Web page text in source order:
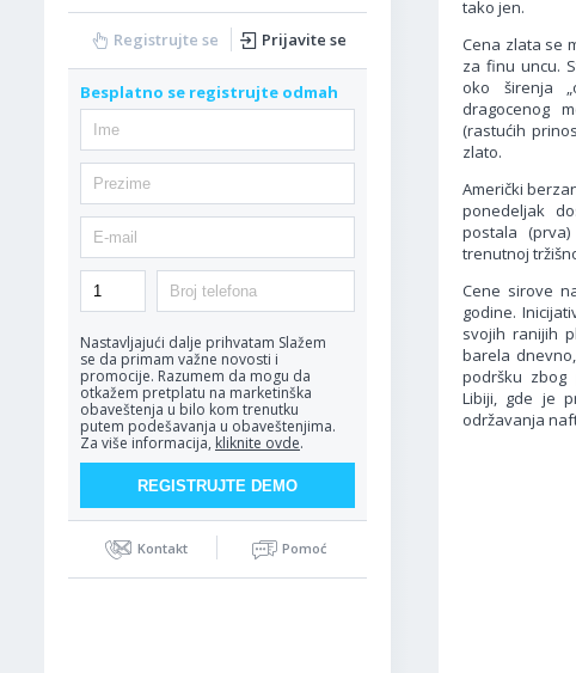
Registrujte se Prijavite se
Besplatno se registrujte odmah
Nastavljajući dalje prihvatam Slažem
se da primam važne novosti i
promocije. Razumem da mogu da
otkažem pretplatu na marketinška
obaveštenja u bilo kom trenutku
putem podešavanja u obaveštenjima.
Za više informacija, kliknite ovde.
Kontakt Pomoć
tako jen.
Cena zlata se
za finu uncu.
oko širenja
dragocenog
(rastućih
zlato.
Američki
ponedeljak
postala
trenutnoj
Cene sirove
godine.
svojih ranijih
barela
podršku zbog
Libiji, gde je
održavanja